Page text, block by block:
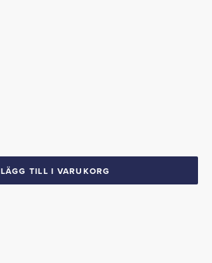
LÄGG TILL I VARUKORG